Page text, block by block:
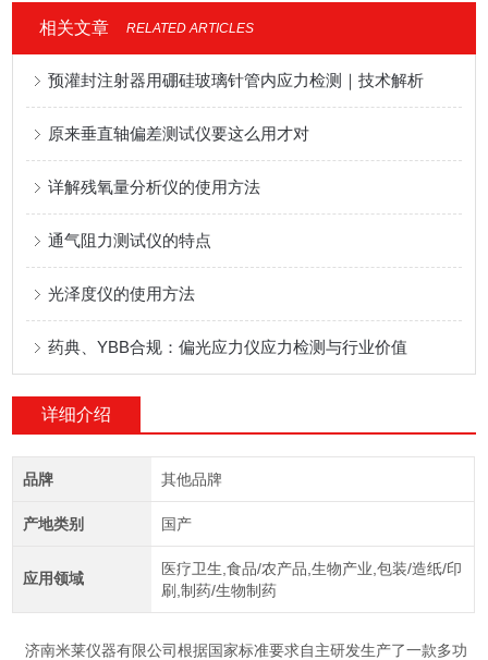
相关文章 RELATED ARTICLES
预灌封注射器用硼硅玻璃针管内应力检测｜技术解析
原来垂直轴偏差测试仪要这么用才对
详解残氧量分析仪的使用方法
通气阻力测试仪的特点
光泽度仪的使用方法
药典、YBB合规：偏光应力仪应力检测与行业价值
详细介绍
品牌 其他品牌
产地类别 国产
应用领域
医疗卫生,食品/农产品,生物产业,包装/造纸/印
刷,制药/生物制药
济南米莱仪器有限公司根据国家标准要求自主研发生产了一款多功